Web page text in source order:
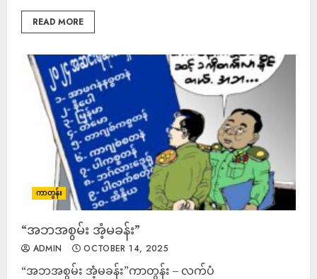
READ MORE
ကာတွန်း
“အဘအစွမ်း အံ့မခန်း”
ADMIN OCTOBER 14, 2025
“အဘအစွမ်း အံ့မခန်း”ကာတွန်း – လက်ပံ